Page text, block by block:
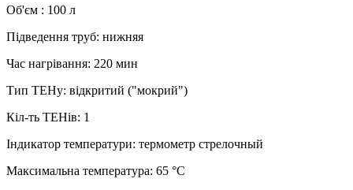
Об'єм : 100 л
Підведення труб: нижняя
Час нагрівання: 220 мин
Тип ТЕНу: відкритий ("мокрий")
Кіл-ть ТЕНів: 1
Індикатор температури: термометр стрелочный
Максимальна температура: 65 °C